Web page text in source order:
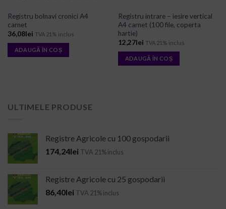
Registru bolnavi cronici A4
carnet
36,08lei TVA 21% inclus
ADAUGĂ ÎN COȘ
Registru intrare – iesire vertical
A4 carnet (100 file, coperta
hartie)
12,27lei TVA 21% inclus
ADAUGĂ ÎN COȘ
ULTIMELE PRODUSE
Registre Agricole cu 100 gospodarii
174,24lei TVA 21% inclus
Registre Agricole cu 25 gospodarii
86,40lei TVA 21% inclus